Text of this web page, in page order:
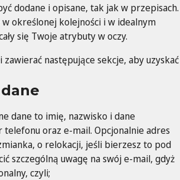
dodane i opisane, tak jak w przepisach.
w określonej kolejności i w idealnym
się Twoje atrybuty w oczy.
zawierać następujące sekcje, aby uzyskać
dane to imię, nazwisko i dane
oraz e-mail. Opcjonalnie adres
o relokacji, jeśli bierzesz to pod
szczególną uwagę na swój e-mail, gdyż
czyli;